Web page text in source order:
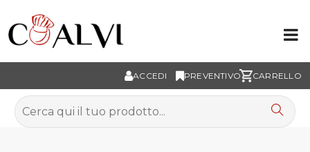
ACCEDI PREVENTIVO CARRELLO